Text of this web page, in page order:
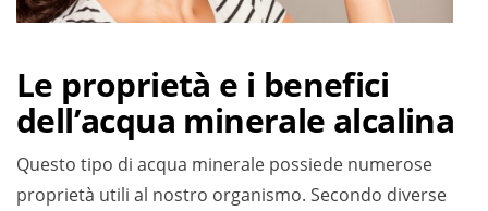
Le proprietà e i benefici
dell’acqua minerale alcalina
Questo tipo di acqua minerale possiede numerose
proprietà utili al nostro organismo. Secondo diverse